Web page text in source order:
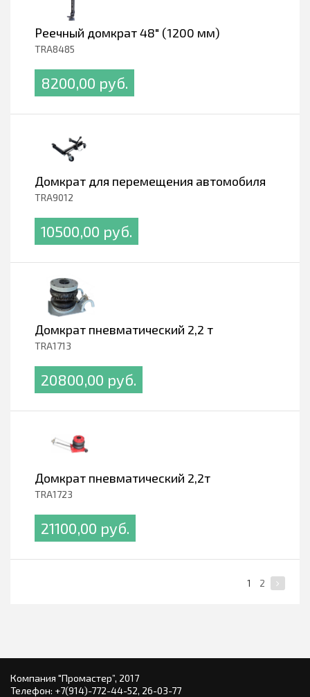
Реечный домкрат 48" (1200 мм)
TRA8485
8200,00 pуб.
Домкрат для перемещения автомобиля
TRA9012
10500,00 pуб.
Домкрат пневматический 2,2 т
TRA1713
20800,00 pуб.
Домкрат пневматический 2,2т
TRA1723
21100,00 pуб.
1 2
Компания "Промастер”, 2017
Телефон: +7(914)-772-44-52, 26-03-77